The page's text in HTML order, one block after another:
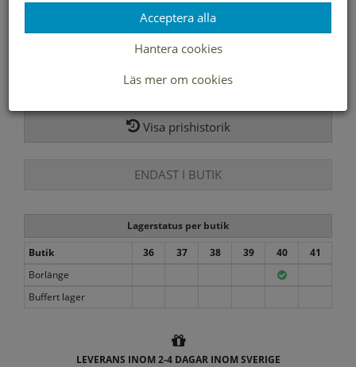
Textil/Syntet
Visa prishistorik
ENDAST I BUTIK
Lagerstatus per butik
Butik
36 37 38 39 40
41
Borlänge
Buffert lager
LEVERANS INOM 2-4 DAGAR INOM SVERIGE
Acceptera alla
Hantera cookies
Läs mer om cookies